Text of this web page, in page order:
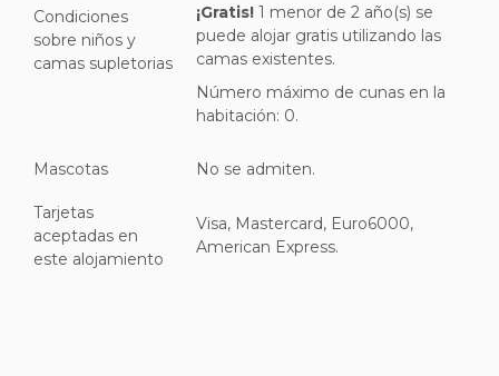
Condiciones
sobre niños y
camas supletorias
¡Gratis! 1 menor de 2 año(s) se
puede alojar gratis utilizando las
camas existentes.
Número máximo de cunas en la
habitación: 0.
Mascotas No se admiten.
Tarjetas
aceptadas en
este alojamiento
Visa, Mastercard, Euro6000,
American Express.